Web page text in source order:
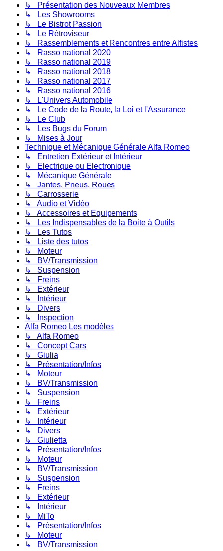
↳ Présentation des Nouveaux Membres
↳ Les Showrooms
↳ Le Bistrot Passion
↳ Le Rétroviseur
↳ Rassemblements et Rencontres entre Alfistes
↳ Rasso national 2020
↳ Rasso national 2019
↳ Rasso national 2018
↳ Rasso national 2017
↳ Rasso national 2016
↳ L'Univers Automobile
↳ Le Code de la Route, la Loi et l'Assurance
↳ Le Club
↳ Les Bugs du Forum
↳ Mises à Jour
Technique et Mécanique Générale Alfa Romeo
↳ Entretien Extérieur et Intérieur
↳ Electrique ou Electronique
↳ Mécanique Générale
↳ Jantes, Pneus, Roues
↳ Carrosserie
↳ Audio et Vidéo
↳ Accessoires et Equipements
↳ Les Indispensables de la Boite à Outils
↳ Les Tutos
↳ Liste des tutos
↳ Moteur
↳ BV/Transmission
↳ Suspension
↳ Freins
↳ Extérieur
↳ Intérieur
↳ Divers
↳ Inspection
Alfa Romeo Les modèles
↳ Alfa Romeo
↳ Concept Cars
↳ Giulia
↳ Présentation/Infos
↳ Moteur
↳ BV/Transmission
↳ Suspension
↳ Freins
↳ Extérieur
↳ Intérieur
↳ Divers
↳ Giulietta
↳ Présentation/Infos
↳ Moteur
↳ BV/Transmission
↳ Suspension
↳ Freins
↳ Extérieur
↳ Intérieur
↳ MiTo
↳ Présentation/Infos
↳ Moteur
↳ BV/Transmission